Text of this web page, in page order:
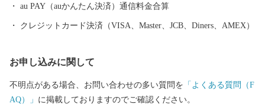
au PAY（auかんたん決済）通信料金合算
クレジットカード決済（VISA、Master、JCB、Diners、AMEX）
お申し込みに関して
不明点がある場合、お問い合わせの多い質問を 「よくある質問（F
AQ）」 に掲載しておりますのでご確認ください。